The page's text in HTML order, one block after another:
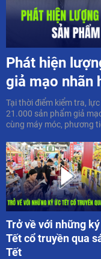
Phát hiện
giả mạo nhãn
Tại thời điểm kiểm tra,
21.000 sản phẩm giả
cùng máy móc, phương
Trở về với những
Tết cổ truyền qua
Tết